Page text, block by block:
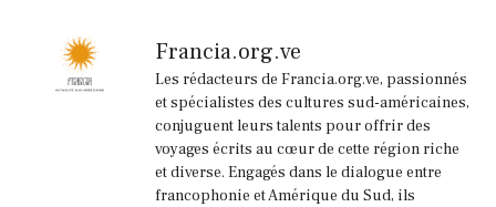
Francia.org.ve
Les rédacteurs de Francia.org.ve, passionnés
et spécialistes des cultures sud-américaines,
conjuguent leurs talents pour offrir des
voyages écrits au cœur de cette région riche
et diverse. Engagés dans le dialogue entre
francophonie et Amérique du Sud, ils